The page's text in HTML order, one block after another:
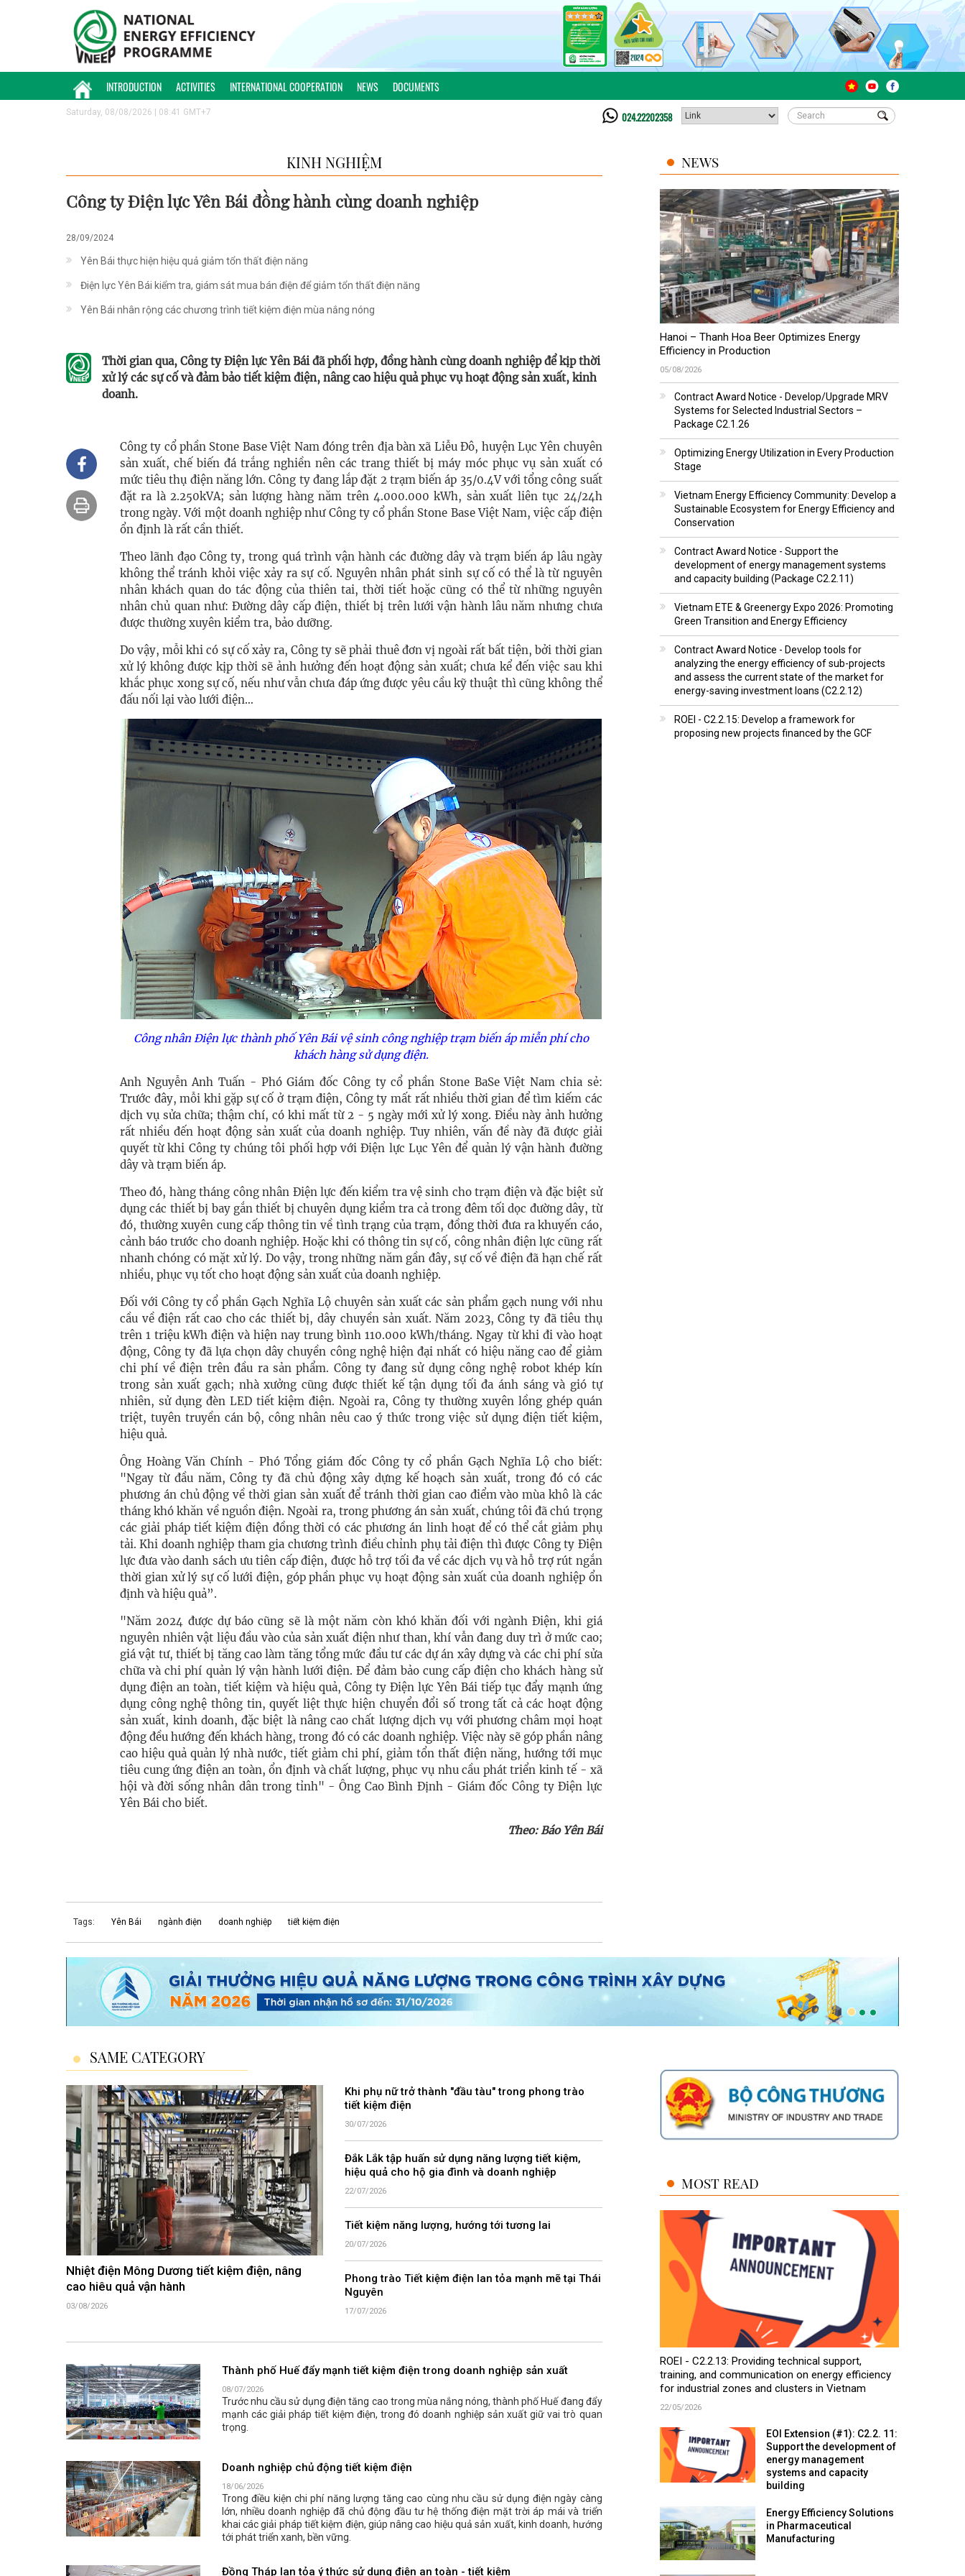
INTRODUCTION ACTIVITIES INTERNATIONAL COOPERATION NEWS DOCUMENTS
Saturday, 08/08/2026 | 08:41 GMT+7 024.22202358
KINH NGHIỆM
Công ty Điện lực Yên Bái đồng hành cùng doanh nghiệp
28/09/2024
Yên Bái thực hiện hiệu quả giảm tổn thất điện năng
Điện lực Yên Bái kiểm tra, giám sát mua bán điện để giảm tổn thất điện năng
Yên Bái nhân rộng các chương trình tiết kiệm điện mùa nắng nóng
Thời gian qua, Công ty Điện lực Yên Bái đã phối hợp, đồng hành cùng doanh nghiệp để kịp thời
xử lý các sự cố và đảm bảo tiết kiệm điện, nâng cao hiệu quả phục vụ hoạt động sản xuất, kinh
doanh.
Công ty cổ phần Stone Base Việt Nam đóng trên địa bàn xã Liễu Đô, huyện Lục Yên chuyên
sản xuất, chế biến đá trắng nghiền nên các trang thiết bị máy móc phục vụ sản xuất có
mức tiêu thụ điện năng lớn. Công ty đang lắp đặt 2 trạm biến áp 35/0.4V với tổng công suất
đặt ra là 2.250kVA; sản lượng hàng năm trên 4.000.000 kWh, sản xuất liên tục 24/24h
trong ngày. Với một doanh nghiệp như Công ty cổ phần Stone Base Việt Nam, việc cấp điện
ổn định là rất cần thiết.
Theo lãnh đạo Công ty, trong quá trình vận hành các đường dây và trạm biến áp lâu ngày
không thể tránh khỏi việc xảy ra sự cố. Nguyên nhân phát sinh sự cố có thể là từ nguyên
nhân khách quan do tác động của thiên tai, thời tiết hoặc cũng có thể từ những nguyên
nhân chủ quan như: Đường dây cấp điện, thiết bị trên lưới vận hành lâu năm nhưng chưa
được thường xuyên kiểm tra, bảo dưỡng.
Do vậy, mỗi khi có sự cố xảy ra, Công ty sẽ phải thuê đơn vị ngoài rất bất tiện, bởi thời gian
xử lý không được kịp thời sẽ ảnh hưởng đến hoạt động sản xuất; chưa kể đến việc sau khi
khắc phục xong sự cố, nếu như vẫn chưa đáp ứng được yêu cầu kỹ thuật thì cũng không thể
đấu nối lại vào lưới điện…
Công nhân Điện lực thành phố Yên Bái vệ sinh công nghiệp trạm biến áp miễn phí cho
khách hàng sử dụng điện.
Anh Nguyễn Anh Tuấn - Phó Giám đốc Công ty cổ phần Stone BaSe Việt Nam chia sẻ:
Trước đây, mỗi khi gặp sự cố ở trạm điện, Công ty mất rất nhiều thời gian để tìm kiếm các
dịch vụ sửa chữa; thậm chí, có khi mất từ 2 - 5 ngày mới xử lý xong. Điều này ảnh hưởng
rất nhiều đến hoạt động sản xuất của doanh nghiệp. Tuy nhiên, vấn đề này đã được giải
quyết từ khi Công ty chúng tôi phối hợp với Điện lực Lục Yên để quản lý vận hành đường
dây và trạm biến áp.
Theo đó, hàng tháng công nhân Điện lực đến kiểm tra vệ sinh cho trạm điện và đặc biệt sử
dụng các thiết bị bay gắn thiết bị chuyên dụng kiểm tra cả trong đêm tối dọc đường dây, từ
đó, thường xuyên cung cấp thông tin về tình trạng của trạm, đồng thời đưa ra khuyến cáo,
cảnh báo trước cho doanh nghiệp. Hoặc khi có thông tin sự cố, công nhân điện lực cũng rất
nhanh chóng có mặt xử lý. Do vậy, trong những năm gần đây, sự cố về điện đã hạn chế rất
nhiều, phục vụ tốt cho hoạt động sản xuất của doanh nghiệp.
Đối với Công ty cổ phần Gạch Nghĩa Lộ chuyên sản xuất các sản phẩm gạch nung với nhu
cầu về điện rất cao cho các thiết bị, dây chuyền sản xuất. Năm 2023, Công ty đã tiêu thụ
trên 1 triệu kWh điện và hiện nay trung bình 110.000 kWh/tháng. Ngay từ khi đi vào hoạt
động, Công ty đã lựa chọn dây chuyền công nghệ hiện đại nhất có hiệu năng cao để giảm
chi phí về điện trên đầu ra sản phẩm. Công ty đang sử dụng công nghệ robot khép kín
trong sản xuất gạch; nhà xưởng cũng được thiết kế tận dụng tối đa ánh sáng và gió tự
nhiên, sử dụng đèn LED tiết kiệm điện. Ngoài ra, Công ty thường xuyên lồng ghép quán
triệt, tuyên truyền cán bộ, công nhân nêu cao ý thức trong việc sử dụng điện tiết kiệm,
hiệu quả.
Ông Hoàng Văn Chính - Phó Tổng giám đốc Công ty cổ phần Gạch Nghĩa Lộ cho biết:
"Ngay từ đầu năm, Công ty đã chủ động xây dựng kế hoạch sản xuất, trong đó có các
phương án chủ động về thời gian sản xuất để tránh thời gian cao điểm vào mùa khô là các
tháng khó khăn về nguồn điện. Ngoài ra, trong phương án sản xuất, chúng tôi đã chú trọng
các giải pháp tiết kiệm điện đồng thời có các phương án linh hoạt để có thể cắt giảm phụ
tải. Khi doanh nghiệp tham gia chương trình điều chỉnh phụ tải điện thì được Công ty Điện
lực đưa vào danh sách ưu tiên cấp điện, được hỗ trợ tối đa về các dịch vụ và hỗ trợ rút ngắn
thời gian xử lý sự cố lưới điện, góp phần phục vụ hoạt động sản xuất của doanh nghiệp ổn
định và hiệu quả”.
"Năm 2024 được dự báo cũng sẽ là một năm còn khó khăn đối với ngành Điện, khi giá
nguyên nhiên vật liệu đầu vào của sản xuất điện như than, khí vẫn đang duy trì ở mức cao;
giá vật tư, thiết bị tăng cao làm tăng tổng mức đầu tư các dự án xây dựng và các chi phí sửa
chữa và chi phí quản lý vận hành lưới điện. Để đảm bảo cung cấp điện cho khách hàng sử
dụng điện an toàn, tiết kiệm và hiệu quả, Công ty Điện lực Yên Bái tiếp tục đẩy mạnh ứng
dụng công nghệ thông tin, quyết liệt thực hiện chuyển đổi số trong tất cả các hoạt động
sản xuất, kinh doanh, đặc biệt là nâng cao chất lượng dịch vụ với phương châm mọi hoạt
động đều hướng đến khách hàng, trong đó có các doanh nghiệp. Việc này sẽ góp phần nâng
cao hiệu quả quản lý nhà nước, tiết giảm chi phí, giảm tổn thất điện năng, hướng tới mục
tiêu cung ứng điện an toàn, ổn định và chất lượng, phục vụ nhu cầu phát triển kinh tế - xã
hội và đời sống nhân dân trong tỉnh" - Ông Cao Bình Định - Giám đốc Công ty Điện lực
Yên Bái cho biết.
Theo: Báo Yên Bái
Tags: Yên Bái ngành điện doanh nghiệp tiết kiệm điện
NEWS
Hanoi – Thanh Hoa Beer Optimizes Energy
Efficiency in Production
05/08/2026
Contract Award Notice - Develop/Upgrade MRV
Systems for Selected Industrial Sectors –
Package C2.1.26
Optimizing Energy Utilization in Every Production
Stage
Vietnam Energy Efficiency Community: Develop a
Sustainable Ecosystem for Energy Efficiency and
Conservation
Contract Award Notice - Support the
development of energy management systems
and capacity building (Package C2.2.11)
Vietnam ETE & Greenergy Expo 2026: Promoting
Green Transition and Energy Efficiency
Contract Award Notice - Develop tools for
analyzing the energy efficiency of sub-projects
and assess the current state of the market for
energy-saving investment loans (C2.2.12)
ROEI - C2.2.15: Develop a framework for
proposing new projects financed by the GCF
SAME CATEGORY
Nhiệt điện Mông Dương tiết kiệm điện, nâng
cao hiêu quả vận hành
03/08/2026
Khi phụ nữ trở thành "đầu tàu" trong phong trào
tiết kiệm điện
30/07/2026
Đắk Lắk tập huấn sử dụng năng lượng tiết kiệm,
hiệu quả cho hộ gia đình và doanh nghiệp
22/07/2026
Tiết kiệm năng lượng, hướng tới tương lai
20/07/2026
Phong trào Tiết kiệm điện lan tỏa mạnh mẽ tại Thái
Nguyên
17/07/2026
Thành phố Huế đẩy mạnh tiết kiệm điện trong doanh nghiệp sản xuất
08/07/2026
Trước nhu cầu sử dụng điện tăng cao trong mùa nắng nóng, thành phố Huế đang đẩy
mạnh các giải pháp tiết kiệm điện, trong đó doanh nghiệp sản xuất giữ vai trò quan
trọng.
Doanh nghiệp chủ động tiết kiệm điện
18/06/2026
Trong điều kiện chi phí năng lượng tăng cao cùng nhu cầu sử dụng điện ngày càng
lớn, nhiều doanh nghiệp đã chủ động đầu tư hệ thống điện mặt trời áp mái và triển
khai các giải pháp tiết kiệm điện, giúp nâng cao hiệu quả sản xuất, kinh doanh, hướng
tới phát triển xanh, bền vững.
MOST READ
ROEI - C2.2.13: Providing technical support,
training, and communication on energy efficiency
for industrial zones and clusters in Vietnam
22/05/2026
EOI Extension (#1): C2.2. 11:
Support the development of
energy management
systems and capacity
building
Energy Efficiency Solutions
in Pharmaceutical
Manufacturing